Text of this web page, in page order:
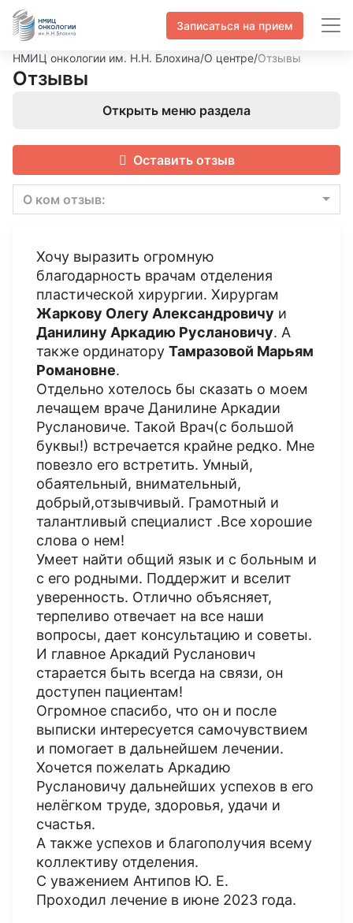
Записаться на прием
НМИЦ онкологии им. Н.Н. Блохина/О центре/Отзывы
Отзывы
Открыть меню раздела
Оставить отзыв
О ком отзыв:
Хочу выразить огромную
благодарность врачам отделения
пластической хирургии. Хирургам
Жаркову Олегу Александровичу и
Данилину Аркадию Руслановичу. А
также ординатору Тамразовой Марьям
Романовне.
Отдельно хотелось бы сказать о моем
лечащем враче Данилине Аркадии
Руслановиче. Такой Врач(с большой
буквы!) встречается крайне редко. Мне
повезло его встретить. Умный,
обаятельный, внимательный,
добрый,отзывчивый. Грамотный и
талантливый специалист .Все хорошие
слова о нем!
Умеет найти общий язык и с больным и
с его родными. Поддержит и вселит
уверенность. Отлично объясняет,
терпеливо отвечает на все наши
вопросы, дает консультацию и советы.
И главное Аркадий Русланович
старается быть всегда на связи, он
доступен пациентам!
Огромное спасибо, что он и после
выписки интересуется самочувствием
и помогает в дальнейшем лечении.
Хочется пожелать Аркадию
Руслановичу дальнейших успехов в его
нелёгком труде, здоровья, удачи и
счастья.
А также успехов и благополучия всему
коллективу отделения.
С уважением Антипов Ю. Е.
Проходил лечение в июне 2023 года.